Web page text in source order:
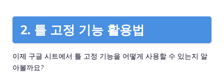
2. 틀 고정 기능 활용법
이제 구글 시트에서 틀 고정 기능을 어떻게 사용할 수 있는지 알
아볼까요?